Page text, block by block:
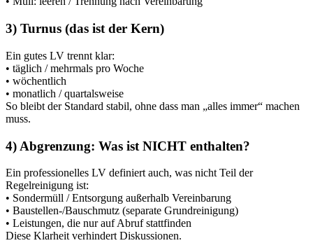
3) Turnus (das ist der Kern)
Ein gutes LV trennt klar:
• täglich / mehrmals pro Woche
• wöchentlich
• monatlich / quartalsweise
So bleibt der Standard stabil, ohne dass man „alles immer“ machen
muss.
4) Abgrenzung: Was ist NICHT enthalten?
Ein professionelles LV definiert auch, was nicht Teil der
Regelreinigung ist:
• Sondermüll / Entsorgung außerhalb Vereinbarung
• Baustellen-/Bauschmutz (separate Grundreinigung)
• Leistungen, die nur auf Abruf stattfinden
Diese Klarheit verhindert Diskussionen.